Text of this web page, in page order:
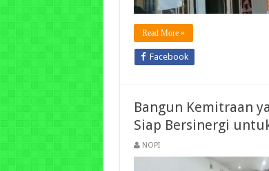
Read More »
Facebook
Bangun Kemitraan
Siap Bersinergi
NOPI